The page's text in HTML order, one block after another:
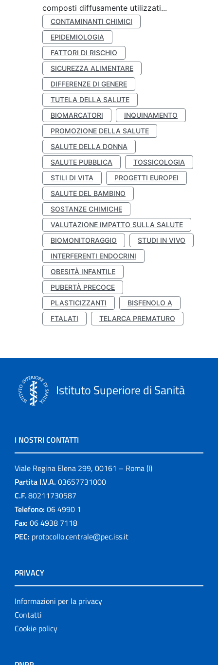
composti diffusamente utilizzati...
CONTAMINANTI CHIMICI
EPIDEMIOLOGIA
FATTORI DI RISCHIO
SICUREZZA ALIMENTARE
DIFFERENZE DI GENERE
TUTELA DELLA SALUTE
BIOMARCATORI
INQUINAMENTO
PROMOZIONE DELLA SALUTE
SALUTE DELLA DONNA
SALUTE PUBBLICA
TOSSICOLOGIA
STILI DI VITA
PROGETTI EUROPEI
SALUTE DEL BAMBINO
SOSTANZE CHIMICHE
VALUTAZIONE IMPATTO SULLA SALUTE
BIOMONITORAGGIO
STUDI IN VIVO
INTERFERENTI ENDOCRINI
OBESITÀ INFANTILE
PUBERTÀ PRECOCE
PLASTICIZZANTI
BISFENOLO A
FTALATI
TELARCA PREMATURO
Istituto Superiore di Sanità
I NOSTRI CONTATTI
Viale Regina Elena 299, 00161 – Roma (I)
Partita I.V.A. 03657731000
C.F. 80211730587
Telefono: 06 4990 1
Fax: 06 4938 7118
PEC: protocollo.centrale@pec.iss.it
PRIVACY
Informazioni per la privacy
Contatti
Cookie policy